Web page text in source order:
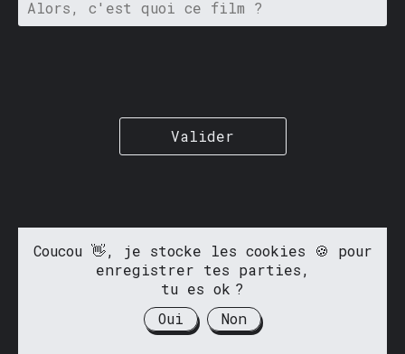
Valider
Coucou 👋, je stocke les cookies 🍪 pour
enregistrer tes parties,
tu es ok ?
Oui
Non
Fait avec ❤️ par
@antoinedemacon